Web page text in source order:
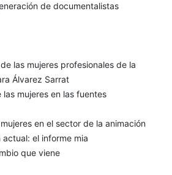
de documentalistas
las mujeres profesionales de la
Álvarez Sarrat
mujeres en las fuentes
en el sector de la animación
el informe mia
que viene